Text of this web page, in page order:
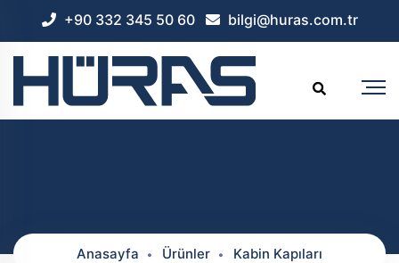
+90 332 345 50 60 bilgi@huras.com.tr
Anasayfa Ürünler Kabin Kapıları